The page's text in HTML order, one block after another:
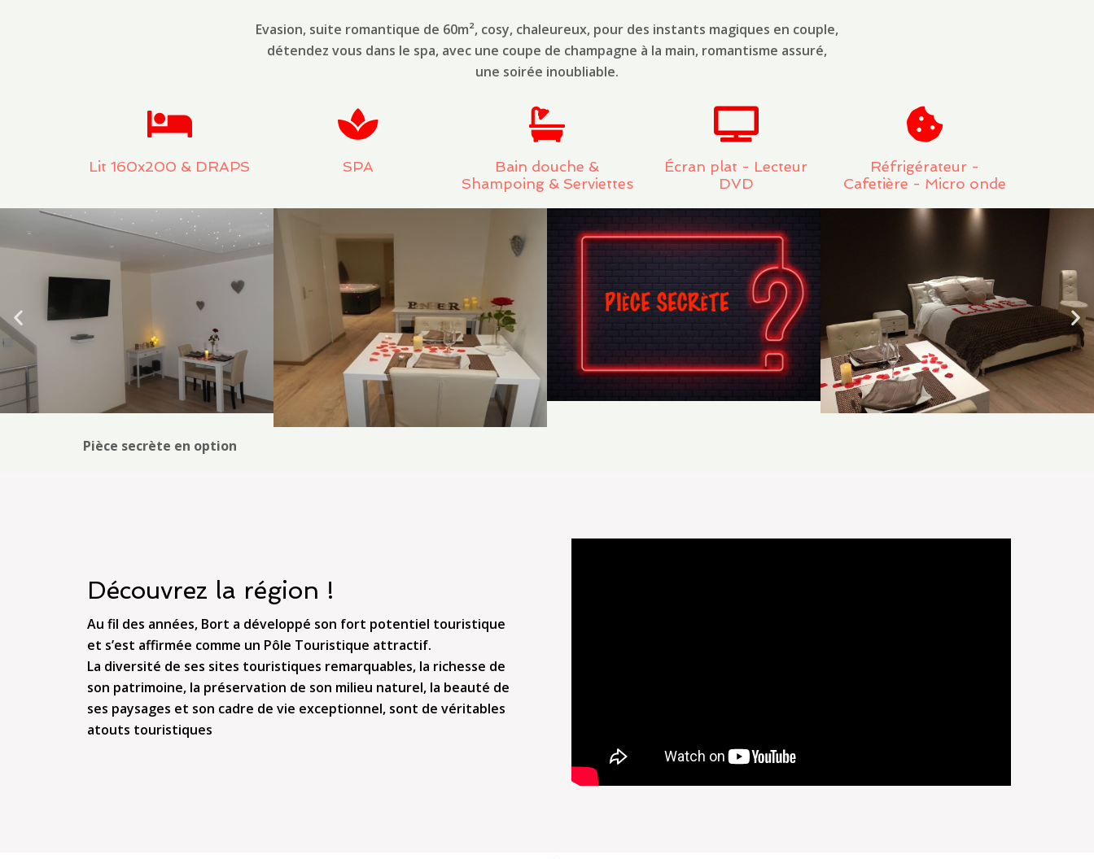
Evasion, suite romantique de 60m², cosy, chaleureux, pour des instants magiques en couple,
détendez vous dans le spa, avec une coupe de champagne à la main, romantisme assuré,
une soirée inoubliable.
Lit 160x200 & DRAPS SPA
Bain douche &
Shampoing & Serviettes
Écran plat - Lecteur
DVD
Réfrigérateur -
Cafetière - Micro onde
Pièce secrète en option
Découvrez la région !
Au fil des années, Bort a développé son fort potentiel touristique
et s’est affirmée comme un Pôle Touristique attractif.
La diversité de ses sites touristiques remarquables, la richesse de
son patrimoine, la préservation de son milieu naturel, la beauté de
ses paysages et son cadre de vie exceptionnel, sont de véritables
atouts touristiques